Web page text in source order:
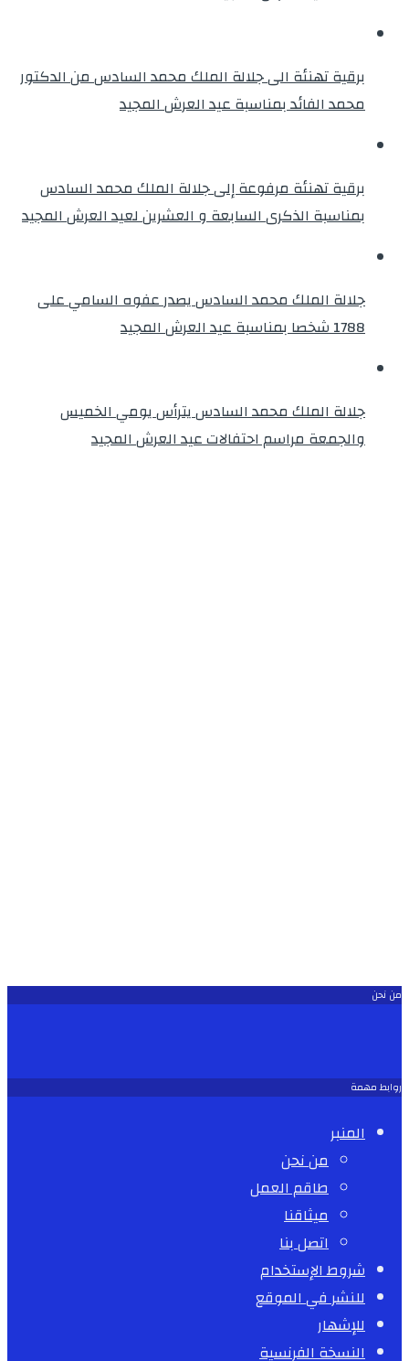
برقية تهنئة الى جلالة الملك محمد السادس من الدكتور
محمد الفائد بمناسبة عيد العرش المجيد
برقية تهنئة مرفوعة إلى جلالة الملك محمد السادس
بمناسبة الذكرى السابعة و العشرين لعيد العرش المجيد
جلالة الملك محمد السادس يصدر عفوه السامي على
1788 شخصا بمناسبة عيد العرش المجيد
جلالة الملك محمد السادس يترأس يومي الخميس
والجمعة مراسم احتفالات عيد العرش المجيد
من نحن
روابط مهمة
المنبر
من نحن
طاقم العمل
ميثاقنا
اتصل بنا
شروط الإستخدام
للنشر في الموقع
للإشهار
النسخة الفرنسية